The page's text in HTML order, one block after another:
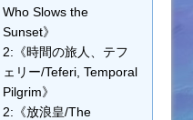
Who Slows the
Sunset》
2:《時間の旅人、テフ
ェリー/Teferi, Temporal
Pilgrim》
2:《放浪皇/The